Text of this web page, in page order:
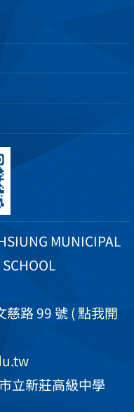
MUNICIPAL
慈路 99 號( 點我開
立新莊高級中學